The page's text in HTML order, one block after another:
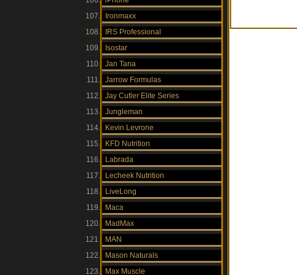
Ironmaxx
IRS Professional
Isostar
Jan Tana
Jarrow Formulas
Jay Cutler Elite Series
Jungleman
Kevin Levrone
KFD Nutrition
Labrada
Lecheek Nutrition
LiveLong
Maca
MadMax
MAN
Mason Naturals
Max Muscle